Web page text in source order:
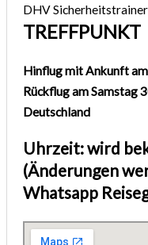
DHV Sicherheitstrainer
TREFFPUNKT
Hinflug mit Ankunft
Rückflug am Samstag
Deutschland
Uhrzeit: wird
(Änderungen
Whatsapp